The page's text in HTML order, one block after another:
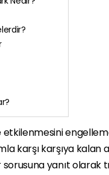
etkilenmesini
karşı karşıya kalan
yanıt olarak